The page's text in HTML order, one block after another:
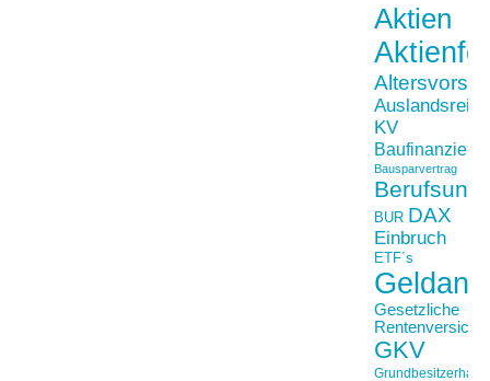
Aktien
Auslandsreise
KV
Bausparvertrag
BUR DAX
Einbruch
ETF´s
Gesetzliche
GKV